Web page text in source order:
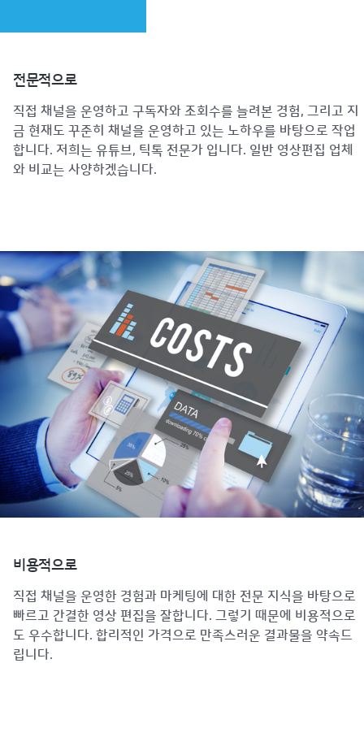
전문적으로
직접 채널을 운영하고 구독자와 조회수를 늘려본 경험, 그리고 지
금 현재도 꾸준히 채널을 운영하고 있는 노하우를 바탕으로 작업
합니다. 저희는 유튜브, 틱톡 전문가 입니다. 일반 영상편집 업체
와 비교는 사양하겠습니다.
비용적으로
직접 채널을 운영한 경험과 마케팅에 대한 전문 지식을 바탕으로
빠르고 간결한 영상 편집을 잘합니다. 그렇기 때문에 비용적으로
도 우수합니다. 합리적인 가격으로 만족스러운 결과물을 약속드
립니다.